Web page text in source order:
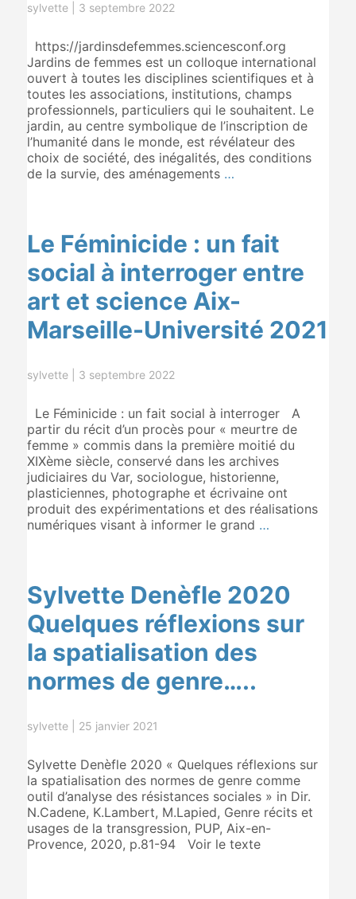
sylvette 3 septembre 2022
https://jardinsdefemmes.sciencesconf.org
Jardins de femmes est un colloque international
ouvert à toutes les disciplines scientifiques et à
toutes les associations, institutions, champs
professionnels, particuliers qui le souhaitent. Le
jardin, au centre symbolique de l’inscription de
l’humanité dans le monde, est révélateur des
choix de société, des inégalités, des conditions
de la survie, des aménagements …
Le Féminicide : un fait
social à interroger entre
art et science Aix-
Marseille-Université 2021
sylvette 3 septembre 2022
Le Féminicide : un fait social à interroger A
partir du récit d’un procès pour « meurtre de
femme » commis dans la première moitié du
XIXème siècle, conservé dans les archives
judiciaires du Var, sociologue, historienne,
plasticiennes, photographe et écrivaine ont
produit des expérimentations et des réalisations
numériques visant à informer le grand …
Sylvette Denèfle 2020
Quelques réflexions sur
la spatialisation des
normes de genre…..
sylvette 25 janvier 2021
Sylvette Denèfle 2020 « Quelques réflexions sur
la spatialisation des normes de genre comme
outil d’analyse des résistances sociales » in Dir.
N.Cadene, K.Lambert, M.Lapied, Genre récits et
usages de la transgression, PUP, Aix-en-
Provence, 2020, p.81-94 Voir le texte